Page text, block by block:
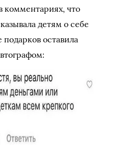
комментариях, что
детям о себе
оставила